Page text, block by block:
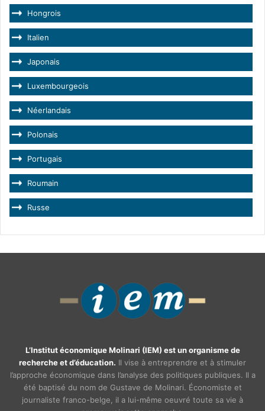
Hongrois
Italien
Japonais
Luxembourgeois
Néerlandais
Polonais
Portugais
Roumain
Russe
L’Institut économique Molinari (IEM) est un organisme de
recherche et d’éducation. Il vise à entreprendre et à stimuler
l’approche économique dans l’analyse des politiques publiques. Il a
été baptisé du nom de Gustave de Molinari. Économiste et
journaliste franco-belge, il a lui-même oeuvré toute sa vie à